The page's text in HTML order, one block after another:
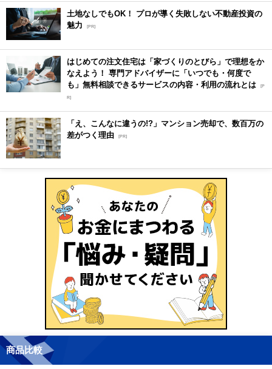
土地なしでもOK！ プロが導く失敗しない不動産投資の
魅力
[PR]
はじめての注文住宅は「家づくりのとびら」で理想をか
なえよう！ 専門アドバイザーに「いつでも・何度で
も」無料相談できるサービスの内容・利用の流れとは [P
R]
「え、こんなに違うの!?」マンション売却で、数百万の
差がつく理由 [PR]
商品比較